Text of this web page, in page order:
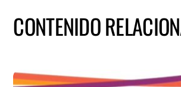
CONTENIDO